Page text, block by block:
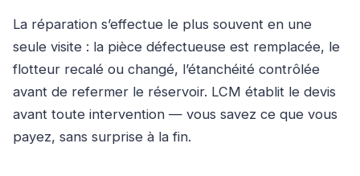
La réparation s’effectue le plus souvent en une
seule visite : la pièce défectueuse est remplacée, le
flotteur recalé ou changé, l’étanchéité contrôlée
avant de refermer le réservoir. LCM établit le devis
avant toute intervention — vous savez ce que vous
payez, sans surprise à la fin.